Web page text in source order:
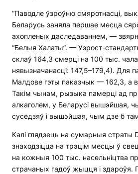
“Паводле ўзроўню смяротнасці,
Беларусь заняла першае месца
ахопленых даследаваннем, —
“Белыя Халаты”. — Узрост-
склаў 164,3 смерці на 100 тыс.
нявызначанасці: 147,5–179,4). Для
Малдове гэты паказчык — 162,3, а
Такім чынам, рызыка памерці ад
алкаголем, у Беларусі вышэйшая,
суседзяў і вышэйшая, чым дзе б
Калі глядзець на сумарныя страты
знаходзіцца на трэцім месцы ў
на кожныя 100 тыс. насельніцтва
страчаных гадоў жыцця і здароўя.